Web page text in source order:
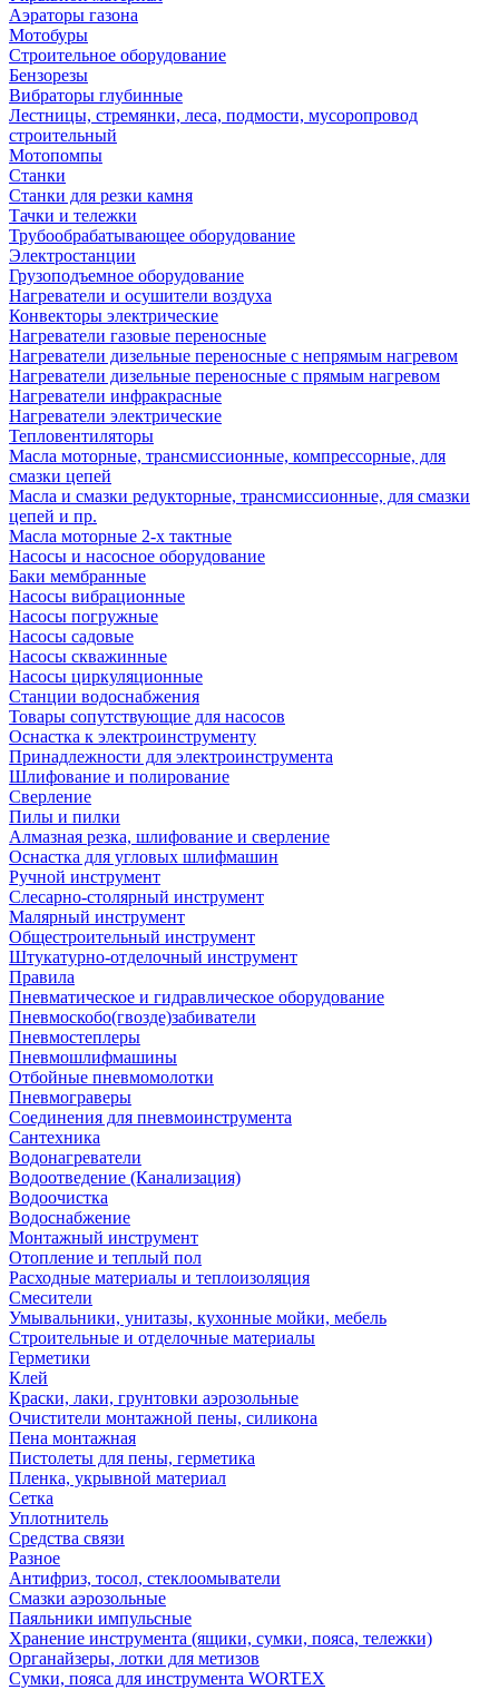
Аэраторы газона
Мотобуры
Строительное оборудование
Бензорезы
Вибраторы глубинные
Лестницы, стремянки, леса, подмости, мусоропровод
строительный
Мотопомпы
Станки
Станки для резки камня
Тачки и тележки
Трубообрабатывающее оборудование
Электростанции
Грузоподъемное оборудование
Нагреватели и осушители воздуха
Конвекторы электрические
Нагреватели газовые переносные
Нагреватели дизельные переносные с непрямым нагревом
Нагреватели дизельные переносные с прямым нагревом
Нагреватели инфракрасные
Нагреватели электрические
Тепловентиляторы
Масла моторные, трансмиссионные, компрессорные, для
смазки цепей
Масла и смазки редукторные, трансмиссионные, для смазки
цепей и пр.
Масла моторные 2-х тактные
Насосы и насосное оборудование
Баки мембранные
Насосы вибрационные
Насосы погружные
Насосы садовые
Насосы скважинные
Насосы циркуляционные
Станции водоснабжения
Товары сопутствующие для насосов
Оснастка к электроинструменту
Принадлежности для электроинструмента
Шлифование и полирование
Сверление
Пилы и пилки
Алмазная резка, шлифование и сверление
Оснастка для угловых шлифмашин
Ручной инструмент
Слесарно-столярный инструмент
Малярный инструмент
Общестроительный инструмент
Штукатурно-отделочный инструмент
Правила
Пневматическое и гидравлическое оборудование
Пневмоскобо(гвозде)забиватели
Пневмостеплеры
Пневмошлифмашины
Отбойные пневмомолотки
Пневмограверы
Соединения для пневмоинструмента
Сантехника
Водонагреватели
Водоотведение (Канализация)
Водоочистка
Водоснабжение
Монтажный инструмент
Отопление и теплый пол
Расходные материалы и теплоизоляция
Смесители
Умывальники, унитазы, кухонные мойки, мебель
Строительные и отделочные материалы
Герметики
Клей
Краски, лаки, грунтовки аэрозольные
Очистители монтажной пены, силикона
Пена монтажная
Пистолеты для пены, герметика
Пленка, укрывной материал
Сетка
Уплотнитель
Средства связи
Разное
Антифриз, тосол, стеклоомыватели
Смазки аэрозольные
Паяльники импульсные
Хранение инструмента (ящики, сумки, пояса, тележки)
Органайзеры, лотки для метизов
Сумки, пояса для инструмента WORTEX